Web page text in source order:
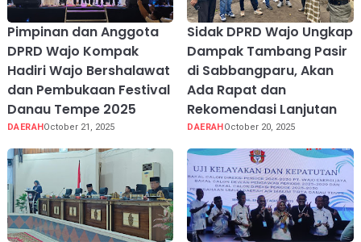
Pimpinan dan Anggota
DPRD Wajo Kompak
Hadiri Wajo Bershalawat
dan Pembukaan Festival
Danau Tempe 2025
DAERAHOctober 21, 2025
Sidak DPRD Wajo Ungkap
Dampak Tambang Pasir
di Sabbangparu, Akan
Ada Rapat dan
Rekomendasi Lanjutan
DAERAHOctober 20, 2025